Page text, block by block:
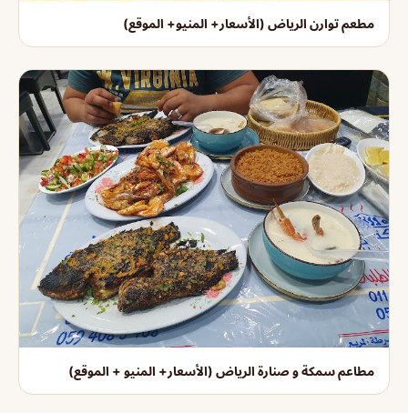
مطعم توارن الرياض (الأسعار+ المنيو+ الموقع)
مطاعم سمكة و صنارة الرياض (الأسعار+ المنيو + الموقع)